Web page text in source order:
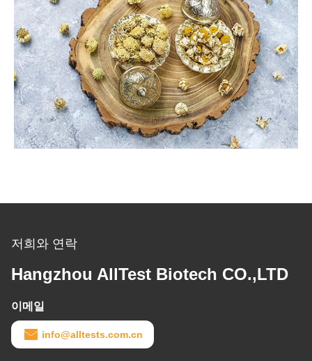
저희와 연락
Hangzhou AllTest Biotech CO.,LTD
이메일
info@alltests.com.cn